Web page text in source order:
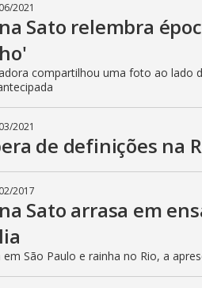
2021
Sato relembra
compartilhou uma foto ao lado
2021
de definições na
2017
Sato arrasa em
em São Paulo e rainha no Rio, a